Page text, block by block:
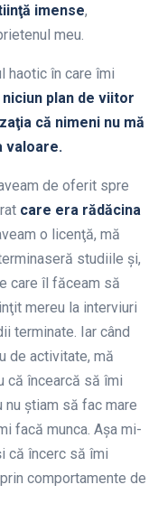
imense,
meu.
haotic în care îmi
niciun plan de viitor
că nimeni nu mă
valoare.
de oferit spre
care era rădăcina
o licenţă, mă
studiile şi,
care îl făceam să
mereu la interviuri
terminate. Iar când
de activitate, mă
că încearcă să îmi
nu ştiam să fac mare
facă munca. Aşa mi-
că încerc să îmi
comportamente de